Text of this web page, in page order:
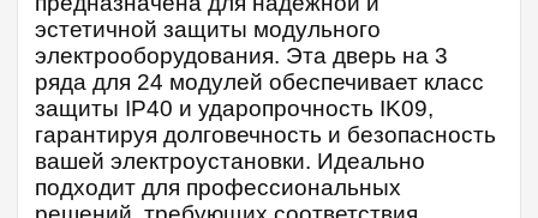
эстетичной защиты модульного
электрооборудования. Эта дверь на 3
ряда для 24 модулей обеспечивает класс
защиты IP40 и ударопрочность IK09,
гарантируя долговечность и безопасность
вашей электроустановки. Идеально
подходит для профессиональных